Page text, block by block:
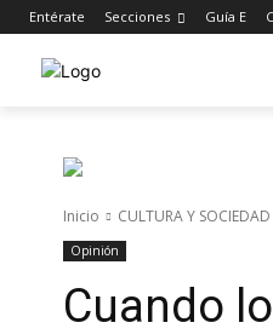
Entérate Secciones Guía E
Inicio CULTURA Y SOCIEDAD
Opinión
Cuando